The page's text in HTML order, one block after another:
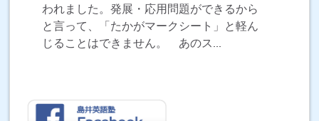
われました。発展・応用問題ができるから
と言って、「たかがマークシート」と軽ん
じることはできません。 あのス...